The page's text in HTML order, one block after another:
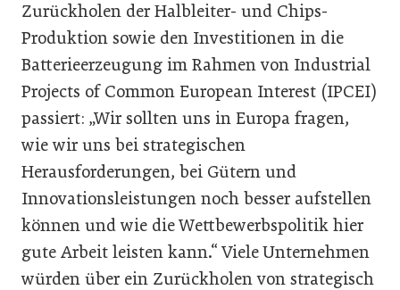
Zurückholen der Halbleiter- und Chips-
Produktion sowie den Investitionen in die
Batterieerzeugung im Rahmen von Indus­trial
Projects of Common European Interest (IPCEI)
passiert: „Wir sollten uns in Europa fragen,
wie wir uns bei strategischen
Herausforderungen, bei Gütern und
Innovationsleistungen noch besser aufstellen
können und wie die Wettbewerbspolitik hier
gute Arbeit leisten kann.“ Viele Unternehmen
würden über ein Zurückholen von strategisch